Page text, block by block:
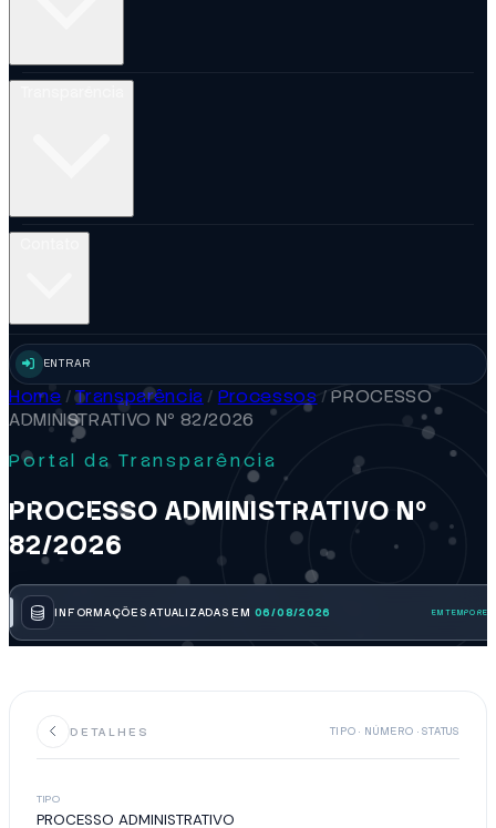
ENTRAR
Home / Transparência / Processos / PROCESSO
ADMINISTRATIVO Nº 82/2026
Portal da Transparência
PROCESSO ADMINISTRATIVO Nº
82/2026
INFORMAÇÕES ATUALIZADAS EM 06/08/2026
DETALHES TIPO · NÚMERO · STATUS
TIPO
PROCESSO ADMINISTRATIVO